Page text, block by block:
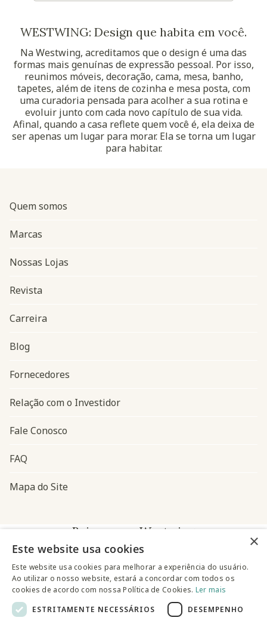
WESTWING: Design que habita em você.
Na Westwing, acreditamos que o design é uma das
formas mais genuínas de expressão pessoal. Por isso,
reunimos móveis, decoração, cama, mesa, banho,
tapetes, além de itens de cozinha e mesa posta, com
uma curadoria pensada para acolher a sua rotina e
evoluir junto com cada novo capítulo de sua vida.
Afinal, quando a casa reflete quem você é, ela deixa de
ser apenas um lugar para morar. Ela se torna um lugar
para habitar.
Navegação do rodapé
Quem somos
Marcas
Nossas Lojas
Revista
Carreira
Blog
Fornecedores
Relação com o Investidor
Fale Conosco
FAQ
Mapa do Site
Baixe o app Westwing
×
Este website usa cookies
Este website usa cookies para melhorar a experiência do usuário.
Ao utilizar o nosso website, estará a concordar com todos os
cookies de acordo com nossa Política de Cookies. Ler mais
ESTRITAMENTE NECESSÁRIOS
DESEMPENHO